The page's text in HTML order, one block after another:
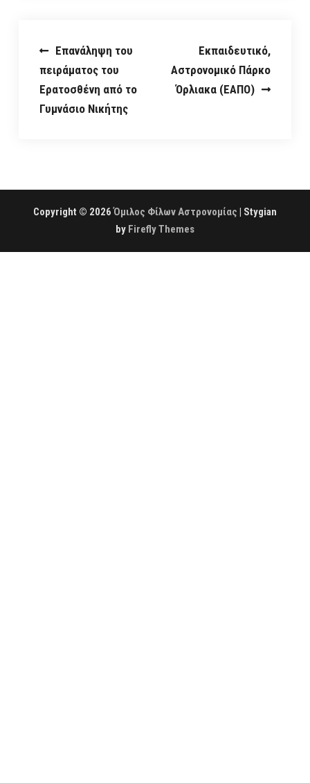
Post
navigation
Επανάληψη του
πειράματος του
Ερατοσθένη από το
Γυμνάσιο Νικήτης
Εκπαιδευτικό,
Αστρονομικό Πάρκο
Όρλιακα (ΕΑΠΟ)
Copyright © 2026Όμιλος Φίλων Αστρονομίας | Stygian
by Firefly Themes